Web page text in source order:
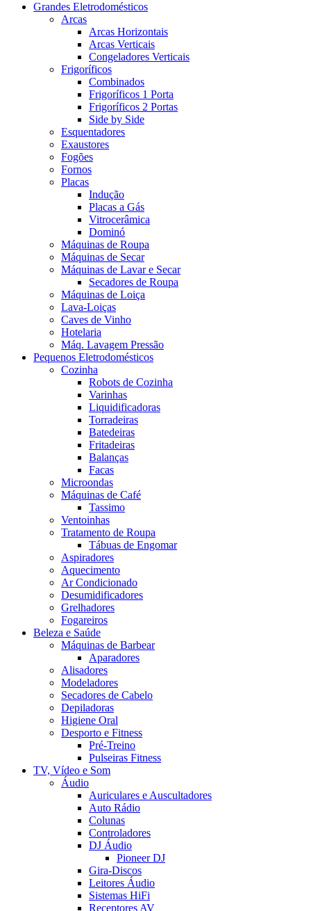
Grandes Eletrodomésticos
Arcas
Arcas Horizontais
Arcas Verticais
Congeladores Verticais
Frigoríficos
Combinados
Frigoríficos 1 Porta
Frigoríficos 2 Portas
Side by Side
Esquentadores
Exaustores
Fogões
Fornos
Placas
Indução
Placas a Gás
Vitrocerâmica
Dominó
Máquinas de Roupa
Máquinas de Secar
Máquinas de Lavar e Secar
Secadores de Roupa
Máquinas de Loiça
Lava-Loiças
Caves de Vinho
Hotelaria
Máq. Lavagem Pressão
Pequenos Eletrodomésticos
Cozinha
Robots de Cozinha
Varinhas
Liquidificadoras
Torradeiras
Batedeiras
Fritadeiras
Balanças
Facas
Microondas
Máquinas de Café
Tassimo
Ventoinhas
Tratamento de Roupa
Tábuas de Engomar
Aspiradores
Aquecimento
Ar Condicionado
Desumidificadores
Grelhadores
Fogareiros
Beleza e Saúde
Máquinas de Barbear
Aparadores
Alisadores
Modeladores
Secadores de Cabelo
Depiladoras
Higiene Oral
Desporto e Fitness
Pré-Treino
Pulseiras Fitness
TV, Vídeo e Som
Áudio
Auriculares e Auscultadores
Auto Rádio
Colunas
Controladores
DJ Áudio
Pioneer DJ
Gira-Discos
Leitores Áudio
Sistemas HiFi
Receptores AV